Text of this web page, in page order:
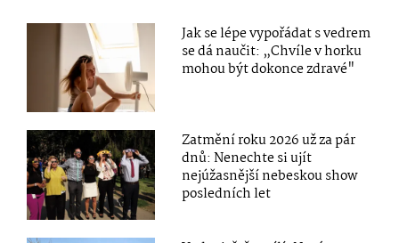
Jak se lépe vypořádat s vedrem
se dá naučit: „Chvíle v horku
mohou být dokonce zdravé"
Zatmění roku 2026 už za pár
dnů: Nenechte si ujít
nejúžasnější nebeskou show
posledních let